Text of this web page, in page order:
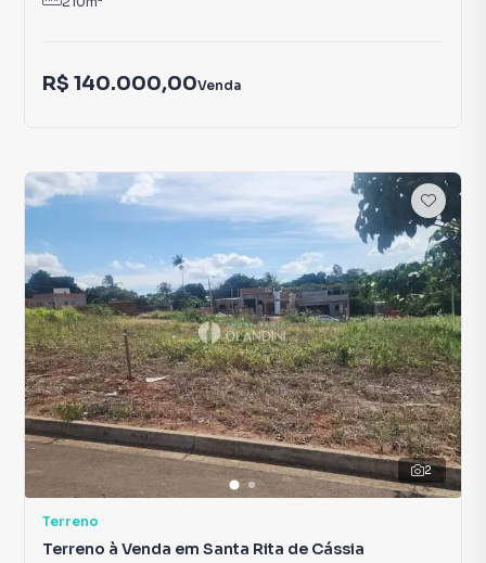
R$ 140.000,00Venda
2
Terreno
Terreno à Venda em Santa Rita de Cássia